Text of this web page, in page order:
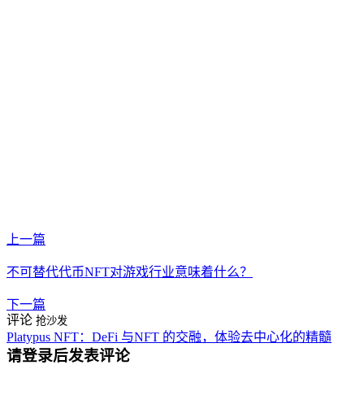
上一篇
不可替代代币NFT对游戏行业意味着什么？
下一篇
Platypus NFT：DeFi 与NFT 的交融，体验去中心化的精髓
评论 抢沙发
请登录后发表评论